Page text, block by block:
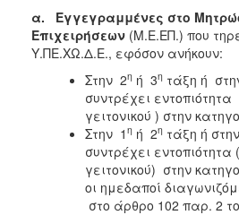
α.
Εγγεγραμμένες στο
Επιχειρήσεων (Μ.Ε.ΕΠ.) που
Υ.ΠΕ.ΧΩ.Δ.Ε., εφόσον ανήκουν:
Στην 2η ή 3η τάξη ή
συντρέχει
γειτονικού ) στην
Στην 1 η ή 2η τάξη ή
συντρέχει εντοπιότητα
γειτονικού) στην
οι ημεδαποί
στο άρθρο 102 παρ. 2